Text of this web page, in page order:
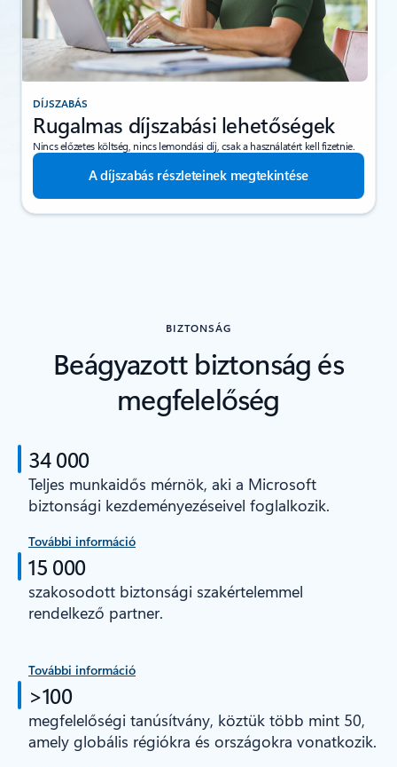
DÍJSZABÁS
Rugalmas díjszabási lehetőségek
Nincs előzetes költség, nincs lemondási díj, csak a használatért kell fizetnie.
A díjszabás részleteinek megtekintése
BIZTONSÁG
Beágyazott biztonság és
megfelelőség
34 000
Teljes munkaidős mérnök, aki a Microsoft
biztonsági kezdeményezéseivel foglalkozik.
További információ
15 000
szakosodott biztonsági szakértelemmel
rendelkező partner.
További információ
>100
megfelelőségi tanúsítvány, köztük több mint 50,
amely globális régiókra és országokra vonatkozik.